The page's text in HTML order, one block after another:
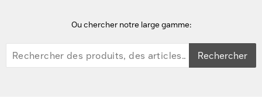
Ou chercher notre large gamme:
Rechercher